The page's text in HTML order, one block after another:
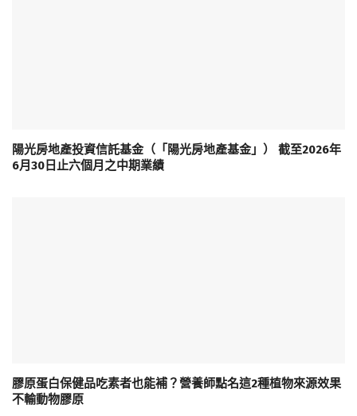
陽光房地產投資信託基金（「陽光房地產基金」） 截至2026年
6月30日止六個月之中期業績
膠原蛋白保健品吃素者也能補？營養師點名這2種植物來源效果
不輸動物膠原